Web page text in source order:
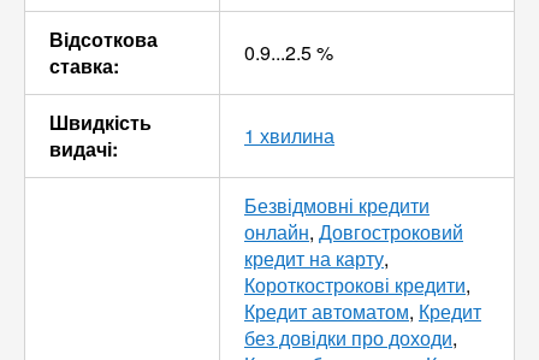
Відсоткова
ставка:
0.9...2.5 %
Швидкість
видачі:
1 хвилина
Безвідмовні кредити
онлайн, Довгостроковий
кредит на карту,
Короткострокові кредити,
Кредит автоматом, Кредит
без довідки про доходи,